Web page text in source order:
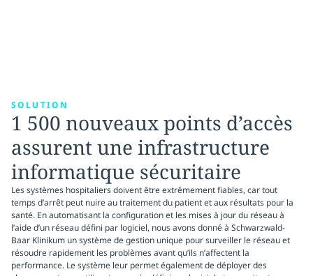
SOLUTION
1 500 nouveaux points d’accès
assurent une infrastructure
informatique sécuritaire
Les systèmes hospitaliers doivent être extrêmement fiables, car tout
temps d’arrêt peut nuire au traitement du patient et aux résultats pour la
santé. En automatisant la configuration et les mises à jour du réseau à
l’aide d’un réseau défini par logiciel, nous avons donné à Schwarzwald-
Baar Klinikum un système de gestion unique pour surveiller le réseau et
résoudre rapidement les problèmes avant qu’ils n’affectent la
performance. Le système leur permet également de déployer des